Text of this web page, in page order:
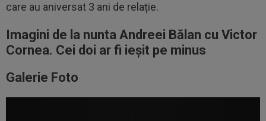
care au aniversat 3 ani de relație.
Imagini de la nunta Andreei Bălan cu Victor
Cornea. Cei doi ar fi ieșit pe minus
Galerie Foto